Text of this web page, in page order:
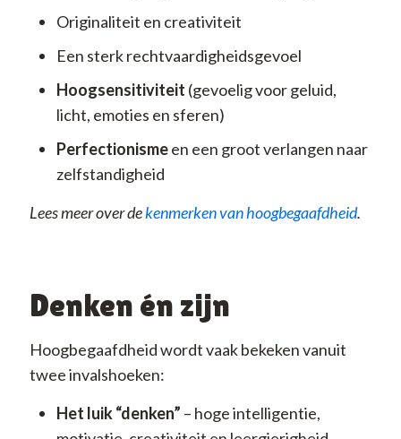
Originaliteit en creativiteit
Een sterk rechtvaardigheidsgevoel
Hoogsensitiviteit (gevoelig voor geluid,
licht, emoties en sferen)
Perfectionismeen een groot verlangen naar
zelfstandigheid
Lees meer over dekenmerken van hoogbegaafdheid.
Denken én zijn
Hoogbegaafdheid wordt vaak bekeken vanuit
twee invalshoeken:
Het luik “denken” – hoge intelligentie,